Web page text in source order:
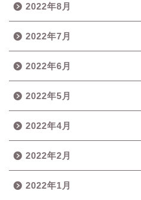
2022年8月
2022年7月
2022年6月
2022年5月
2022年4月
2022年2月
2022年1月